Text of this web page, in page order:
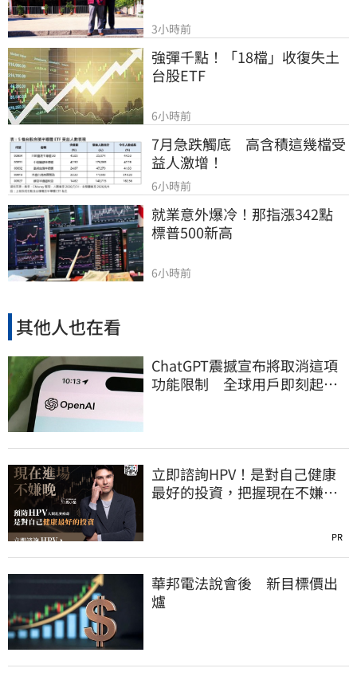
3小時前
強彈千點！「18檔」收復失土
台股ETF
6小時前
7月急跌觸底　高含積這幾檔受
益人激增！
6小時前
就業意外爆冷！那指漲342點
標普500新高
6小時前
其他人也在看
ChatGPT震撼宣布將取消這項
功能限制 全球用戶即刻起
立即諮詢HPV！是對自己健康
最好的投資，把握現在不嫌
PR
華邦電法說會後 新目標價出
爐